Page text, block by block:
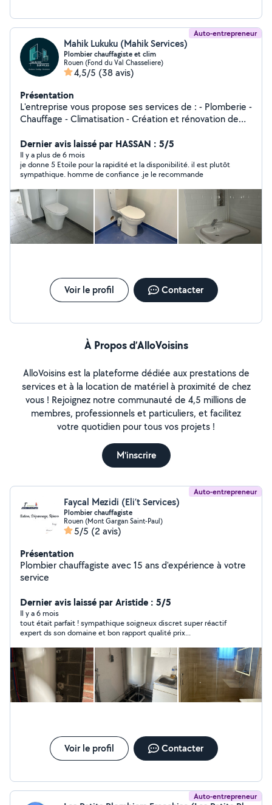
Auto-entrepreneur
Mahik Lukuku (Mahik Services)
Plombier chauffagiste et clim
Rouen (Fond du Val Chasseliere)
4,5/5 (38 avis)
Présentation
L'entreprise vous propose ses services de : - Plomberie -
Chauffage - Climatisation - Création et rénovation de
parquet, ragréage, Lino )
Dernier avis laissé par HASSAN : 5/5
Il y a plus de 6 mois
je donne 5 Etoile pour la rapidité et la disponibilité. il est plutôt
sympathique. homme de confiance .je le recommande
Voir le profil Contacter
À Propos d’AlloVoisins
AlloVoisins est la plateforme dédiée aux prestations de
services et à la location de matériel à proximité de chez
vous ! Rejoignez notre communauté de 4,5 millions de
membres, professionnels et particuliers, et facilitez
votre quotidien pour tous vos projets !
M'inscrire
Auto-entrepreneur
Faycal Mezidi (Eli’t Services)
Plombier chauffagiste
Rouen (Mont Gargan Saint-Paul)
5/5 (2 avis)
Présentation
Plombier chauffagiste avec 15 ans d'expérience à votre
service
Dernier avis laissé par Aristide : 5/5
Il y a 6 mois
tout était parfait ! sympathique soigneux discret super réactif
expert ds son domaine et bon rapport qualité prix...
Voir le profil Contacter
Auto-entrepreneur